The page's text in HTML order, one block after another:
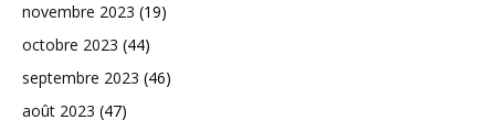
novembre 2023 (19)
octobre 2023 (44)
septembre 2023 (46)
août 2023 (47)